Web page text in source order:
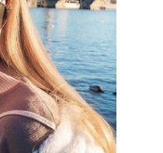
132 mm
145 mm
20 mm
100 g
Ne